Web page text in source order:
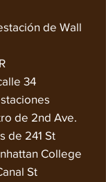
de Wall
34
de 2nd Ave.
de 241 St
College
St